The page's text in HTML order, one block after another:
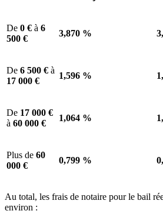
De 0 € à 6
500 €
3,870 %
De 6 500 € à
17 000 €
1,596 %
De 17 000 €
à 60 000 €
1,064 %
Plus de 60
000 €
0,799 %
Au total, les frais de notaire pour le bail
environ :